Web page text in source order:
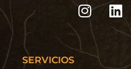
SERVICIOS